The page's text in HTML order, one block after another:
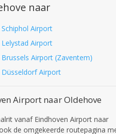
naar
Airport
Airport
Airport (Zaventem)
Airport
Airport naar Oldehove
vanaf Eindhoven Airport naar
de omgekeerde routepagina